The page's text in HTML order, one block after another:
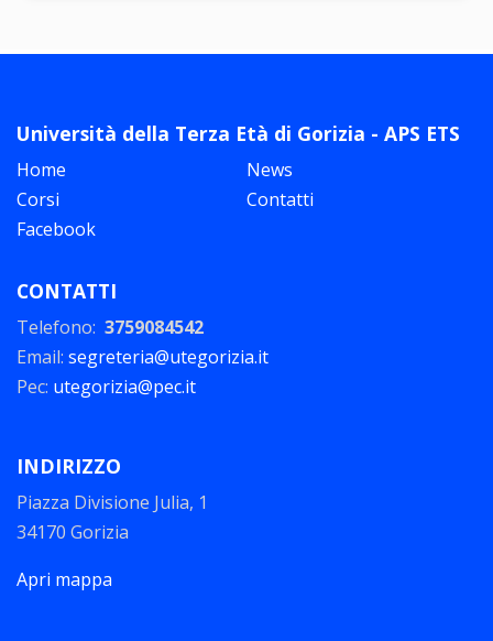
Università della Terza Età di Gorizia - APS ETS
Home
News
Corsi
Contatti
Facebook
CONTATTI
Telefono: 3759084542
Email: segreteria@utegorizia.it
Pec: utegorizia@pec.it
INDIRIZZO
Piazza Divisione Julia, 1
34170 Gorizia
Apri mappa